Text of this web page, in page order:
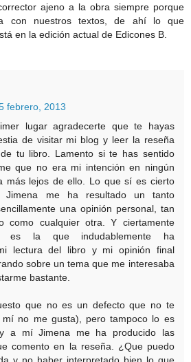
ajeno a la obra siempre porque
con nuestros textos, de ahí lo que
en la edición actual de Edicones B.
febrero, 2013
lugar agradecerte que te hayas
de visitar mi blog y leer la reseña
tu libro. Lamento si te has sentido
que no era mi intención en ningún
más lejos de ello. Lo que sí es cierto
me ha resultado un tanto
una opinión personal, tan
como cualquier otra. Y ciertamente
es la que indudablemente ha
lectura del libro y mi opinión final
sobre un tema que me interesaba
bastante.
que no es un defecto que no te
no me gusta), pero tampoco lo es
a mí Jimena me ha producido las
comento en la reseña. ¿Que puedo